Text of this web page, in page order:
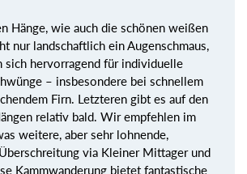
Hänge, wie auch die schönen weißen
nur landschaftlich ein Augenschmaus,
sich hervorragend für individuelle
– insbesondere bei schnellem
Firn. Letzteren gibt es auf den
relativ bald. Wir empfehlen im
weitere, aber sehr lohnende,
via Kleiner Mittager und
Kammwanderung bietet fantastische